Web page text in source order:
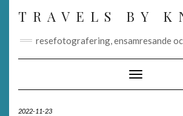
TRAVELS BY
resefotografering, ensamresande
Toggle
2022-11-23